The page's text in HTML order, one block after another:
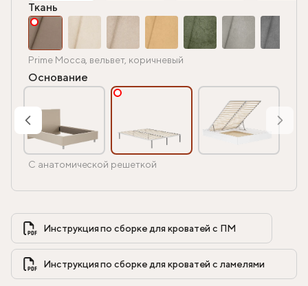
Ткань
Prime Mocca, вельвет, коричневый
Основание
С анатомической решеткой
Инструкция по сборке для кроватей с ПМ